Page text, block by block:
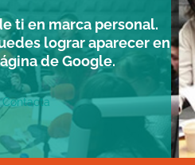
ti en marca personal.
lograr aparecer en
de Google.
Contacta